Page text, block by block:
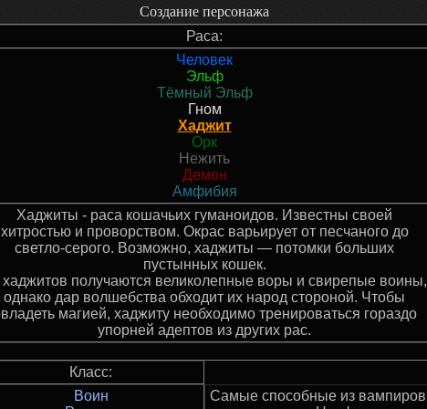
Создание персонажа
Раса:
Человек
Эльф
Тёмный Эльф
Гном
Хаджит
Орк
Нежить
Демон
Амфибия
Хаджиты - раса кошачьих гуманоидов. Известны своей
хитростью и проворством. Окрас варьирует от песчаного до
светло-серого. Возможно, хаджиты — потомки больших
пустынных кошек.
получаются великолепные воры и свирепые воины,
однако дар волшебства обходит их народ стороной. Чтобы
магией, хаджиту необходимо тренироваться гораздо
упорней адептов из других рас.
Класс:
Воин
Самые способные из вампиров